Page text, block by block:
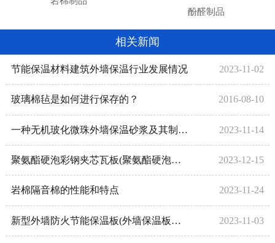
酚醛制品
相关新闻
节能保温材料建筑外墙保温行业发展情况 2023-11-02
玻璃棉毡是如何进行保存的？ 2016-08-10
一种无机玻化微珠外墙保温砂浆及其制备方法 2023-11-14
聚氨酯硬泡彩钢夹芯瓦板(聚氨酯硬泡沫塑料) 2023-12-15
岩棉隔音棉的性能和特点 2023-11-24
新型外墙防火节能保温板(外墙保温板防火要求) 2023-11-03